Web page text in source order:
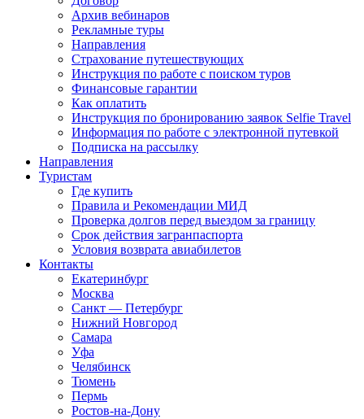
Архив вебинаров
Рекламные туры
Направления
Страхование путешествующих
Инструкция по работе с поиском туров
Финансовые гарантии
Как оплатить
Инструкция по бронированию заявок Selfie Travel
Информация по работе с электронной путевкой
Подписка на рассылку
Направления
Туристам
Где купить
Правила и Рекомендации МИД
Проверка долгов перед выездом за границу
Срок действия загранпаспорта
Условия возврата авиабилетов
Контакты
Екатеринбург
Москва
Санкт — Петербург
Нижний Новгород
Самара
Уфа
Челябинск
Тюмень
Пермь
Ростов-на-Дону